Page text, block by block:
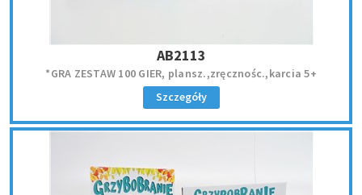
AB2113
*GRA ZESTAW 100 GIER, plansz.,zręcznośc.,karcia 5+
Szczegóły